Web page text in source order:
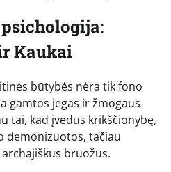
Kaukai
būtybės nėra tik fono
gamtos jėgas ir žmogaus
tai, kad įvedus krikščionybę,
demonizuotos, tačiau
bruožus.